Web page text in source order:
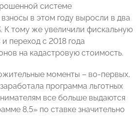
системе
в этом году выросли в два
К тому же увеличили фискальную
переход с 2018 года
на кадастровую стоимость.
моменты – во-первых,
программа льготных
все больше выдаются
8,5» по ставке значительно